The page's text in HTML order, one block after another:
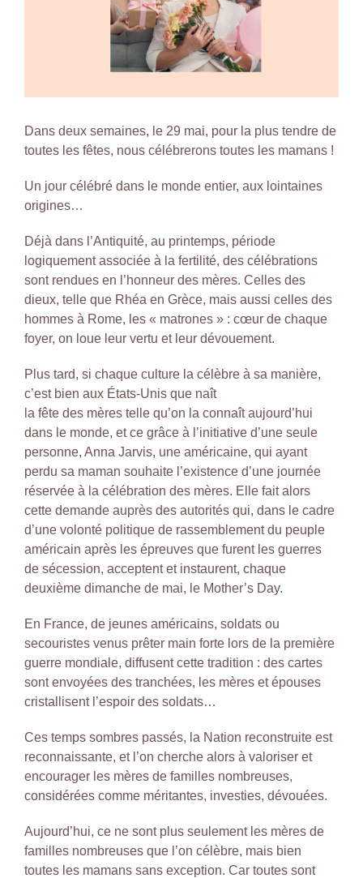
Dans deux semaines, le 29 mai, pour la plus tendre de
toutes les fêtes, nous célébrerons toutes les mamans !
Un jour célébré dans le monde entier, aux lointaines
origines…
Déjà dans l’Antiquité, au printemps, période
logiquement associée à la fertilité, des célébrations
sont rendues en l’honneur des mères. Celles des
dieux, telle que Rhéa en Grèce, mais aussi celles des
hommes à Rome, les « matrones » : cœur de chaque
foyer, on loue leur vertu et leur dévouement.
Plus tard, si chaque culture la célèbre à sa manière,
c’est bien aux États-Unis que naît
la fête des mères telle qu’on la connaît aujourd’hui
dans le monde, et ce grâce à l’initiative d’une seule
personne, Anna Jarvis, une américaine, qui ayant
perdu sa maman souhaite l’existence d’une journée
réservée à la célébration des mères. Elle fait alors
cette demande auprès des autorités qui, dans le cadre
d’une volonté politique de rassemblement du peuple
américain après les épreuves que furent les guerres
de sécession, acceptent et instaurent, chaque
deuxième dimanche de mai, le Mother’s Day.
En France, de jeunes américains, soldats ou
secouristes venus prêter main forte lors de la première
guerre mondiale, diffusent cette tradition : des cartes
sont envoyées des tranchées, les mères et épouses
cristallisent l’espoir des soldats…
Ces temps sombres passés, la Nation reconstruite est
reconnaissante, et l’on cherche alors à valoriser et
encourager les mères de familles nombreuses,
considérées comme méritantes, investies, dévouées.
Aujourd’hui, ce ne sont plus seulement les mères de
familles nombreuses que l’on célèbre, mais bien
toutes les mamans sans exception. Car toutes sont